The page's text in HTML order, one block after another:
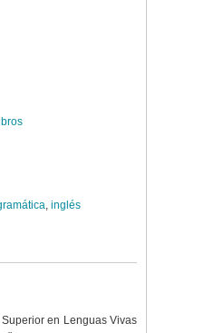
, inglés
en Lenguas Vivas